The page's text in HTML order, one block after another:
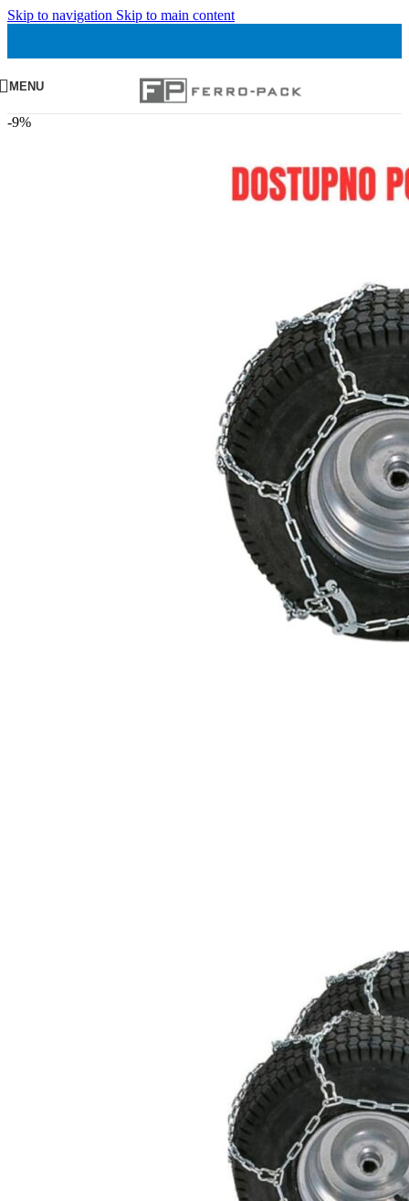
Skip to navigation Skip to main content
MENU
-9%